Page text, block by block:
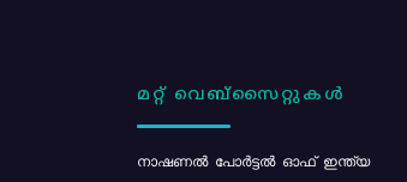
മറ്റ് വെബ്സൈറ്റുകൾ
നാഷണൽ പോർട്ടൽ ഓഫ് ഇന്ത്യ